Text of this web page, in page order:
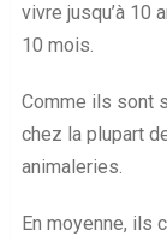
vivre jusqu’à 10
10 mois.
Comme ils sont
chez la plupart
animaleries.
En moyenne, ils